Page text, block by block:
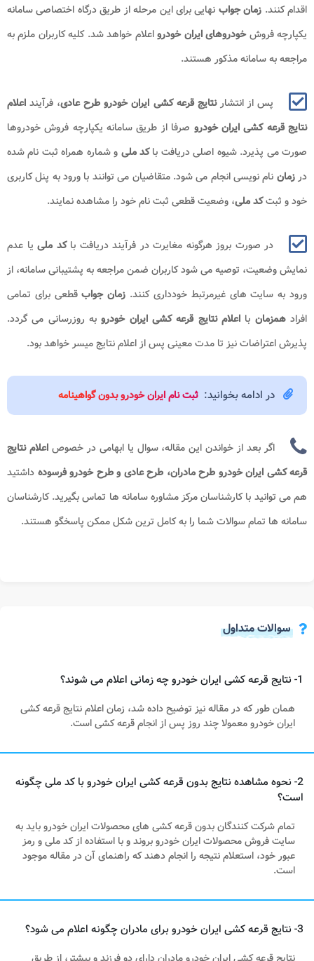
اقدام کنند. زمان جواب نهایی برای این مرحله از طریق درگاه اختصاصی سامانه
یکپارچه فروشخودروهای ایران خودرواعلام خواهد شد. کلیه کاربران ملزم به
مراجعه به سامانه مذکور هستند.
پس از انتشارنتایج قرعه کشی ایران خودرو طرح عادی، فرآیند اعلام
نتایج قرعه کشی ایران خودرو صرفا از طریق سامانه یکپارچه فروش خودروها
صورت می پذیرد. شیوه اصلی دریافت باکد ملی و شماره همراه ثبت نام شده
درزمان نام نویسی انجام می شود. متقاضیان می توانند با ورود به پنل کاربری
خود و ثبتکد ملی، وضعیت قطعی ثبت نام خود را مشاهده نمایند.
در صورت بروز هرگونه مغایرت در فرآیند دریافت باکد ملی یا عدم
نمایش وضعیت، توصیه می شود کاربران ضمن مراجعه به پشتیبانی سامانه، از
ورود به سایت های غیرمرتبط خودداری کنند. زمان جوابقطعی برای تمامی
افرادهمزمان با اعلام نتایج قرعه کشی ایران خودرو به روزرسانی می گردد.
پذیرش اعتراضات نیز تا مدت معینی پس از اعلام نتایج میسر خواهد بود.
در ادامه بخوانید: ثبت نام ایران خودرو بدون گواهینامه
اگر بعد از خواندن این مقاله، سوال یا ابهامی در خصوصاعلام نتایج
قرعه کشی ایران خودرو طرح مادران​، طرح عادی و طرح خودرو فرسوده داشتید
هم می توانید با کارشناسان مرکز مشاوره سامانه ها تماس بگیرید. کارشناسان
سامانه ها تمام سوالات شما را به کامل ترین شکل ممکن پاسخگو هستند.
سوالات متداول
1- نتایج قرعه کشی ایران خودرو چه زمانی اعلام می شوند؟
همان طور که در مقاله نیز توضیح داده شد، زمان اعلام نتایج قرعه کشی
ایران خودرو معمولا چند روز پس از انجام قرعه کشی است.
2- نحوه مشاهده نتایج بدون قرعه کشی ایران خودرو با کد ملی چگونه
است؟
تمام شرکت کنندگان بدون قرعه کشی های محصولات ایران خودرو باید به
سایت فروش محصولات ایران خودرو بروند و با استفاده از کد ملی و رمز
عبور خود، استعلام نتیجه را انجام دهند که راهنمای آن در مقاله موجود
است.
3- نتایج قرعه کشی ایران خودرو برای مادران چگونه اعلام می شود؟